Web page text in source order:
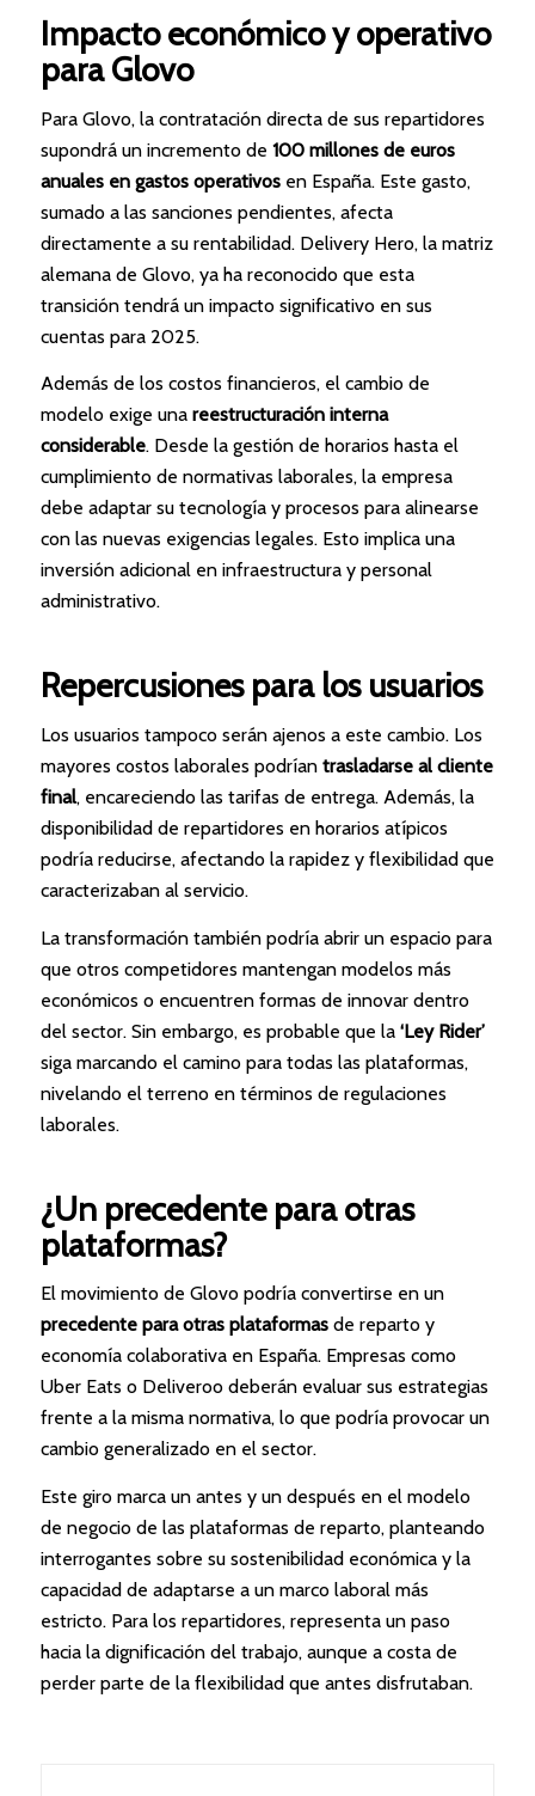
Impacto económico y operativo
para Glovo
Para Glovo, la contratación directa de sus repartidores
supondrá un incremento de 100 millones de euros
anuales en gastos operativosen España. Este gasto,
sumado a las sanciones pendientes, afecta
directamente a su rentabilidad. Delivery Hero, la matriz
alemana de Glovo, ya ha reconocido que esta
transición tendrá un impacto significativo en sus
cuentas para 2025.
Además de los costos financieros, el cambio de
modelo exige una reestructuración interna
considerable. Desde la gestión de horarios hasta el
cumplimiento de normativas laborales, la empresa
debe adaptar su tecnología y procesos para alinearse
con las nuevas exigencias legales. Esto implica una
inversión adicional en infraestructura y personal
administrativo.
Repercusiones para los usuarios
Los usuarios tampoco serán ajenos a este cambio. Los
mayores costos laborales podrían trasladarse al cliente
final, encareciendo las tarifas de entrega. Además, la
disponibilidad de repartidores en horarios atípicos
podría reducirse, afectando la rapidez y flexibilidad que
caracterizaban al servicio.
La transformación también podría abrir un espacio para
que otros competidores mantengan modelos más
económicos o encuentren formas de innovar dentro
del sector. Sin embargo, es probable que la ‘Ley Rider’
siga marcando el camino para todas las plataformas,
nivelando el terreno en términos de regulaciones
laborales.
¿Un precedente para otras
plataformas?
El movimiento de Glovo podría convertirse en un
precedente para otras plataformasde reparto y
economía colaborativa en España. Empresas como
Uber Eats o Deliveroo deberán evaluar sus estrategias
frente a la misma normativa, lo que podría provocar un
cambio generalizado en el sector.
Este giro marca un antes y un después en el modelo
de negocio de las plataformas de reparto, planteando
interrogantes sobre su sostenibilidad económica y la
capacidad de adaptarse a un marco laboral más
estricto. Para los repartidores, representa un paso
hacia la dignificación del trabajo, aunque a costa de
perder parte de la flexibilidad que antes disfrutaban.